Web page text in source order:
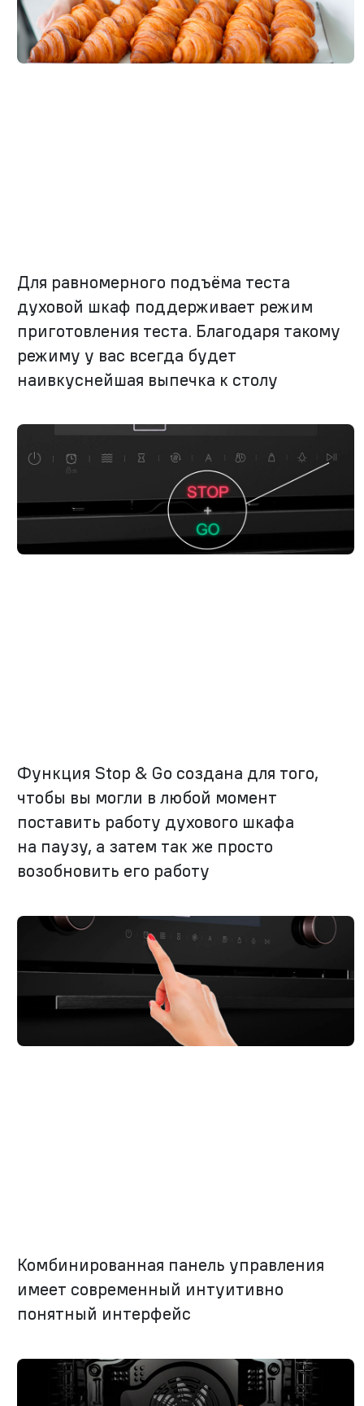
Для равномерного подъёма теста
духовой шкаф поддерживает режим
приготовления теста. Благодаря такому
режиму у вас всегда будет
наивкуснейшая выпечка к столу
Функция Stop & Go создана для того,
чтобы вы могли в любой момент
поставить работу духового шкафа
на паузу, а затем так же просто
возобновить его работу
Комбинированная панель управления
имеет современный интуитивно
понятный интерфейс